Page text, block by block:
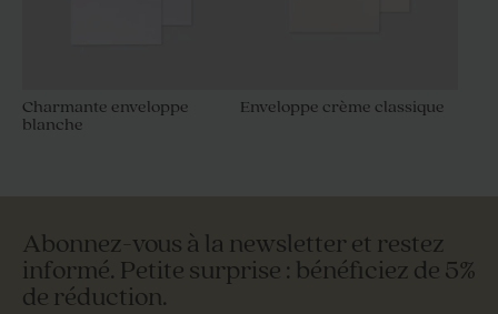
Charmante enveloppe
blanche
Enveloppe crème classique
Abonnez-vous à la newsletter et restez
informé. Petite surprise : bénéficiez de 5%
de réduction.